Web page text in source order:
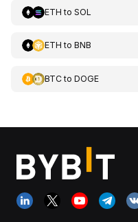
ETH to SOL
ETH to BNB
BTCto DOGE